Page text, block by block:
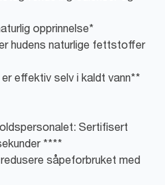
opprinnelse*
hudens naturlige fettstoffer
effektiv selv i kaldt vann**
Sertifisert
****
såpeforbruket med